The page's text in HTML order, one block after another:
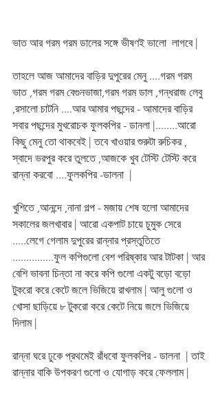
ভাত আর গরম গরম ডালের সঙ্গে ভীষণই ভালো  লাগবে |
তাহলে আজ আমাদের বাড়ির দুপুরের মেনু ....গরম গরম
ভাত ,গরম গরম বেগুনভাজা,গরম গরম ডাল ,গন্ধরাজ লেবু
,রসালো চাটনি ....আর আমার পছন্দের - আমাদের বাড়ির
সবার পছন্দের মুখরোচক ফুলকপির - ডানলা |........আরো
কিছু মেনু তো থাকবেই | তবে খাওয়ার শুরুটা রুচিকর ,
স্বাদে ভরপুর করে তুলতে ,আজকে খুব টেস্টি টেস্টি করে
রান্না করবো ....ফুলকপির -ডালনা  |
খুশিতে ,আনন্দে ,নানা গল্প - মজায় শেষ হলো আমাদের
সকালের জলখাবার | আরো একপাট চায়ে চুমুক সেরে
.....লেগে গেলাম দুপুরের রান্নার প্রস্তুতিতে
...............ফুল কপিগুলো বেশ পরিষ্কার আর টাটকা | আর
বেশি ভাবনা চিন্তা না করে কপি গুলো একটু বড়ো বড়ো
টুকরো করে কেটে জলে ভিজিয়ে রাখলাম | আলু গুলো ও
খোসা ছাড়িয়ে ৮ টুকরো করে কেটে নিয়ে জলে ভিজিয়ে
দিলাম |
রান্না ঘরে ঢুকে প্রথমেই রাঁধবো ফুলকপির - ডালনা  | তাই
রান্নার বাকি উপকরণ গুলো ও যোগাড় করে ফেললাম |